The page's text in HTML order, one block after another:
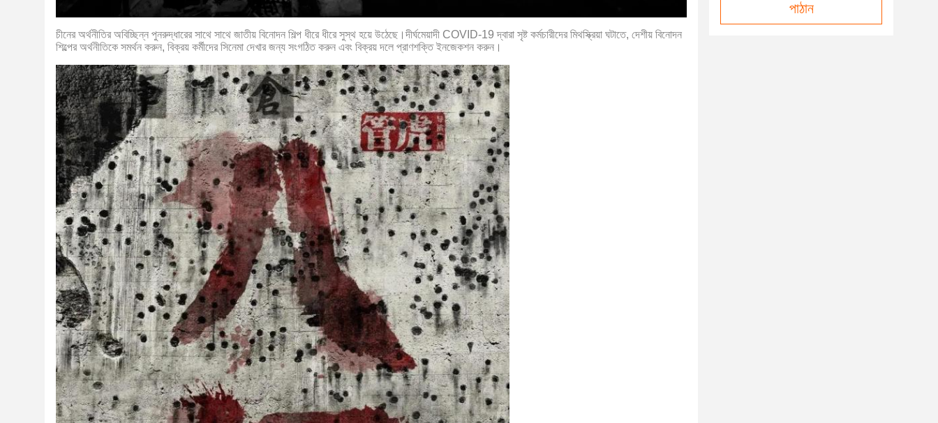
চীনের অর্থনীতির অবিচ্ছিন্ন পুনরুদ্ধারের সাথে সাথে জাতীয় বিনোদন শিল্প ধীরে ধীরে সুস্থ হয়ে উঠেছে।দীর্ঘমেয়াদী COVID-19 দ্বারা সৃষ্ট কর্মচারীদের মিথস্ক্রিয়া ঘটাতে, দেশীয় বিনোদন
শিল্পের অর্থনীতিকে সমর্থন করুন, বিক্রয় কর্মীদের সিনেমা দেখার জন্য সংগঠিত করুন এবং বিক্রয় দলে প্রাণশক্তি ইনজেকশন করুন।
পাঠান